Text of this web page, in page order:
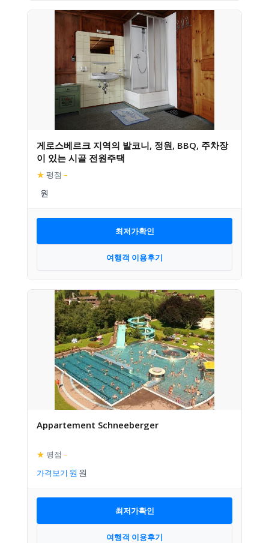
게로스베르크 지역의 발코니, 정원, BBQ, 주차장
이 있는 시골 전원주택
★ 평점 –
최저가확인
여행객 이용후기
Appartement Schneeberger
★ 평점 –
가격보기
최저가확인
여행객 이용후기